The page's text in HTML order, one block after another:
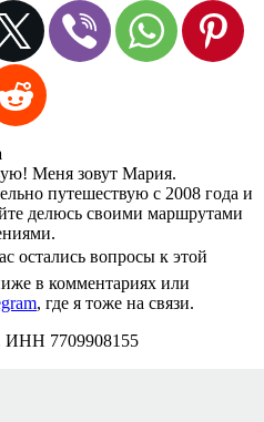
Меня зовут Мария.
путешествую с 2008 года и
делюсь своими маршрутами
остались вопросы к этой
в комментариях или
, где я тоже на связи.
ИНН 7709908155